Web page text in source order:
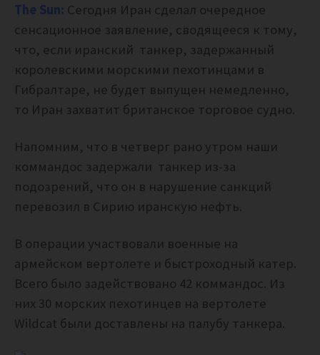
The Sun: Сегодня Иран сделал очередное
сенсационное заявление, сводящееся к тому,
что, если иранский танкер, задержанный
королевскими морскими пехотинцами в
Гибралтаре, не будет выпущен немедленно,
то Иран захватит британское торговое судно.
Напомним, что в четверг рано утром наши
коммандос задержали танкер из-за
подозрений, что он в нарушение санкций
перевозил в Сирию иранскую нефть.
В операции участвовали военные на
армейском вертолете и быстроходный катер.
Всего было задействовано 42 коммандос. Из
них 30 морских пехотинцев на вертолете
Wildcat были доставлены на палубу танкера.